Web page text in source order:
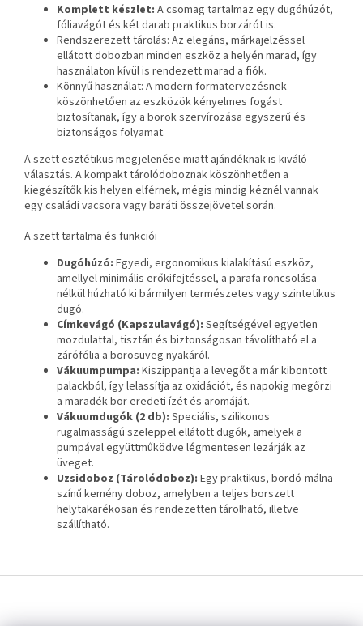
Komplett készlet: A csomag tartalmaz egy dugóhúzót,
fóliavágót és két darab praktikus borzárót is.
Rendszerezett tárolás: Az elegáns, márkajelzéssel
ellátott dobozban minden eszköz a helyén marad, így
használaton kívül is rendezett marad a fiók.
Könnyű használat: A modern formatervezésnek
köszönhetően az eszközök kényelmes fogást
biztosítanak, így a borok szervírozása egyszerű és
biztonságos folyamat.
A szett esztétikus megjelenése miatt ajándéknak is kiváló
választás. A kompakt tárolódoboznak köszönhetően a
kiegészítők kis helyen elférnek, mégis mindig kéznél vannak
egy családi vacsora vagy baráti összejövetel során.
A szett tartalma és funkciói
Dugóhúzó: Egyedi, ergonomikus kialakítású eszköz,
amellyel minimális erőkifejtéssel, a parafa roncsolása
nélkül húzható ki bármilyen természetes vagy szintetikus
dugó.
Címkevágó (Kapszulavágó): Segítségével egyetlen
mozdulattal, tisztán és biztonságosan távolítható el a
zárófólia a borosüveg nyakáról.
Vákuumpumpa: Kiszippantja a levegőt a már kibontott
palackból, így lelassítja az oxidációt, és napokig megőrzi
a maradék bor eredeti ízét és aromáját.
Vákuumdugók (2 db): Speciális, szilikonos
rugalmasságú szeleppel ellátott dugók, amelyek a
pumpával együttműködve légmentesen lezárják az
üveget.
Uzsidoboz (Tárolódoboz): Egy praktikus, bordó-málna
színű kemény doboz, amelyben a teljes borszett
helytakarékosan és rendezetten tárolható, illetve
szállítható.
L
Á